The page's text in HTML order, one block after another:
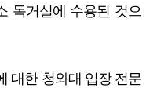
독거실에 수용된 것으
대한 청와대 입장 전문